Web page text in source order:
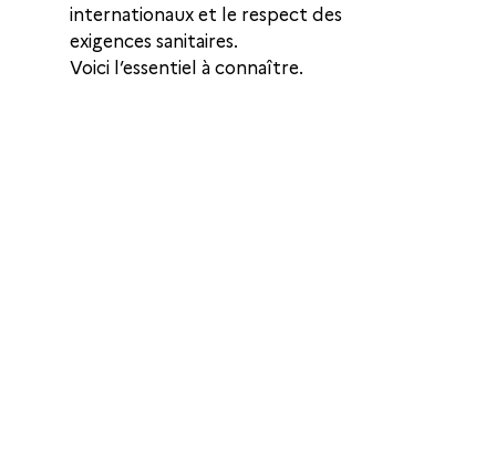
internationaux et le respect des
exigences sanitaires.
Voici l’essentiel à connaître.